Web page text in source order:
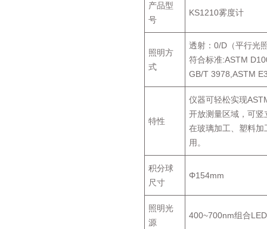
产品型
号
KS1210雾度计
照明方
式
透射：0/D（平行光
符合标准:ASTM
GB/T 3978,ASTM
特性
仪器可轻松实现
开放测量区域，可竖
在玻璃加工、塑料
用。
积分球
尺寸
Φ154mm
照明光
源
400~700nm组合